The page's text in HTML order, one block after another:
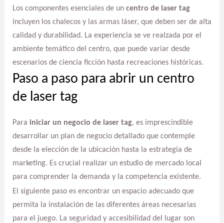
Los componentes esenciales de un centro de laser tag
incluyen los chalecos y las armas láser, que deben ser de alta
calidad y durabilidad. La experiencia se ve realzada por el
ambiente temático del centro, que puede variar desde
escenarios de ciencia ficción hasta recreaciones históricas.
Paso a paso para abrir un centro
de laser tag
Para iniciar un negocio de laser tag, es imprescindible
desarrollar un plan de negocio detallado que contemple
desde la elección de la ubicación hasta la estrategia de
marketing. Es crucial realizar un estudio de mercado local
para comprender la demanda y la competencia existente.
El siguiente paso es encontrar un espacio adecuado que
permita la instalación de las diferentes áreas necesarias
para el juego. La seguridad y accesibilidad del lugar son